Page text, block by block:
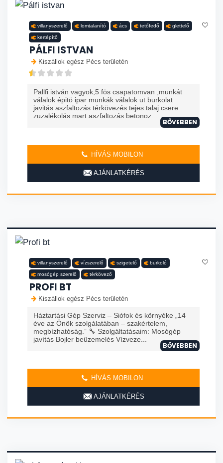
villanyszerelő lomtalanító ács tetőfedő glettelő
kertépítő
PÁLFI ISTVAN
Kiszállok egész Pécs területén
Pallfi istván vagyok,5 fös csapatomvan ,munkát
válalok épitö ipar munkák válalok ut burkolat
javitás aszfaltozás térkövezés tejes talaj csere
zuzalékolás mart aszfaltozás betonoz...
BŐVEBBEN
HÍVÁS MOBILON
AJÁNLATKÉRÉS
villanyszerelő vízszerelő szigetelő burkoló
mosógép szerelő térkövező
PROFI BT
Kiszállok egész Pécs területén
Háztartási Gép Szerviz – Siófok és környéke „14
éve az Önök szolgálatában – szakértelem,
megbízhatóság.” 🔧 Szolgáltatásaim: Mosógép
javítás Bojler beüzemelés Vízveze...
BŐVEBBEN
HÍVÁS MOBILON
AJÁNLATKÉRÉS